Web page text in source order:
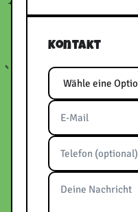
Kontakt
Bitte frei lassen
Thema
E-Mail
Telefon
Nachricht